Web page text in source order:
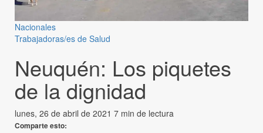
Nacionales
Trabajadoras/es de Salud
Neuquén: Los piquetes
de la dignidad
lunes, 26 de abril de 2021 7 min de lectura
Comparte esto: